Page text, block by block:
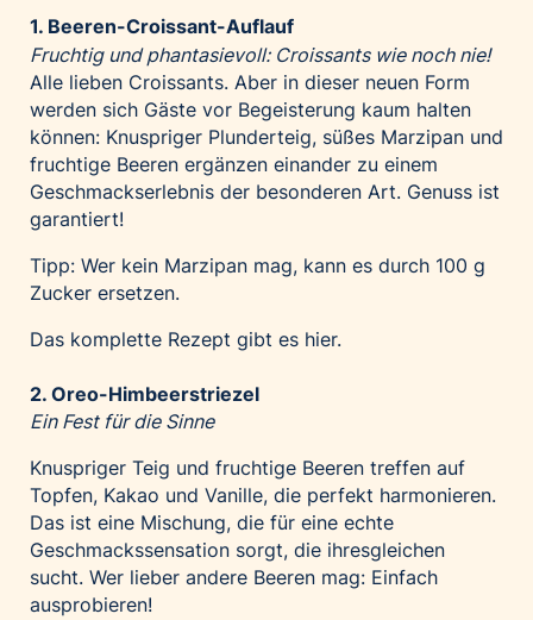
Kontakt
1. Beeren-Croissant-Auflauf
Fruchtig und phantasievoll: Croissants wie noch nie!
Alle lieben Croissants. Aber in dieser neuen Form
werden sich Gäste vor Begeisterung kaum halten
können: Knuspriger Plunderteig, süßes Marzipan und
fruchtige Beeren ergänzen einander zu einem
Geschmackserlebnis der besonderen Art. Genuss ist
garantiert!
Tipp: Wer kein Marzipan mag, kann es durch 100 g
Zucker ersetzen.
Das komplette Rezept gibt es hier.
2. Oreo-Himbeerstriezel
Ein Fest für die Sinne
Knuspriger Teig und fruchtige Beeren treffen auf
Topfen, Kakao und Vanille, die perfekt harmonieren.
Das ist eine Mischung, die für eine echte
Geschmackssensation sorgt, die ihresgleichen
sucht. Wer lieber andere Beeren mag: Einfach
ausprobieren!